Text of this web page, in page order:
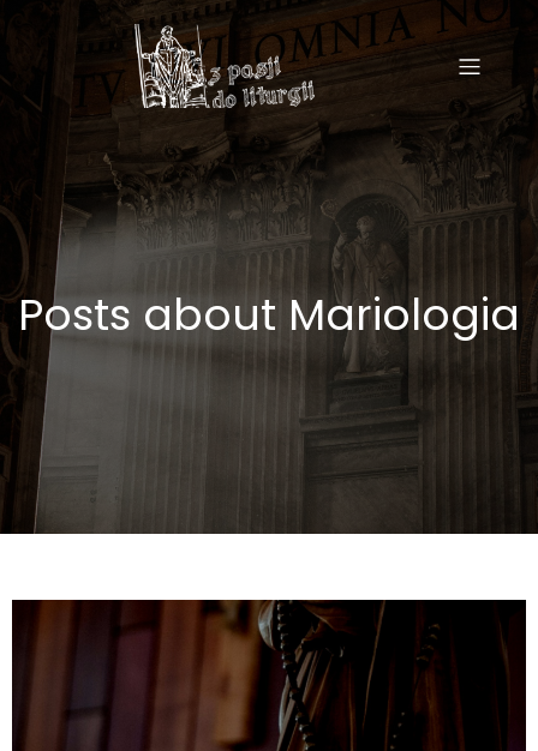
Posts about Mariologia